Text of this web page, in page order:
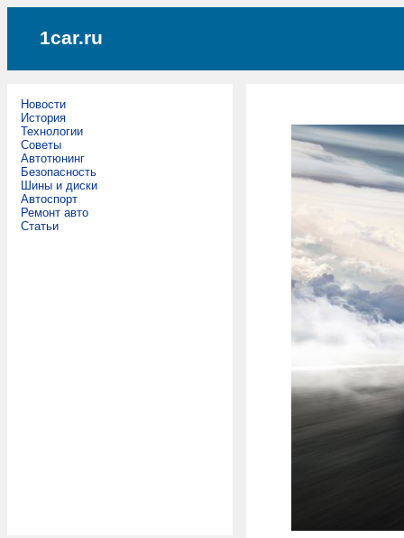
1car.ru
Новости
История
Технологии
Советы
Автотюнинг
Безопасность
Шины и диски
Автоспорт
Ремонт авто
Статьи